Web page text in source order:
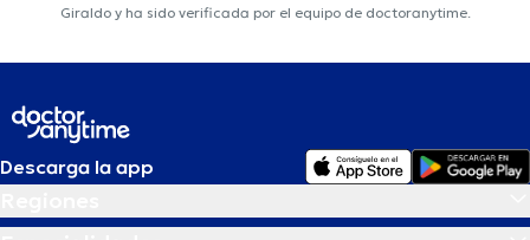
Giraldo y ha sido verificada por el equipo de doctoranytime.
Descarga la app